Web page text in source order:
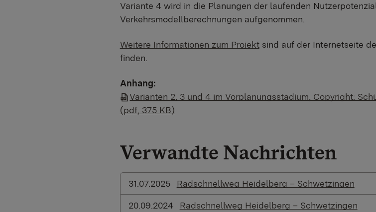
Variante 4 wird in die Planungen der laufenden
Verkehrsmodellberechnungen aufgenommen.
Weitere Informationen zum Projektsind auf der Internetseite
finden.
Anhang:
Varianten 2, 3 und 4 im Vorplanungsstadium, Copyright:
(pdf, 375 KB)
Verwandte Nachrichten
31.07.2025 Radschnellweg Heidelberg – Schwetzingen
20.09.2024 Radschnellweg Heidelberg – Schwetzingen